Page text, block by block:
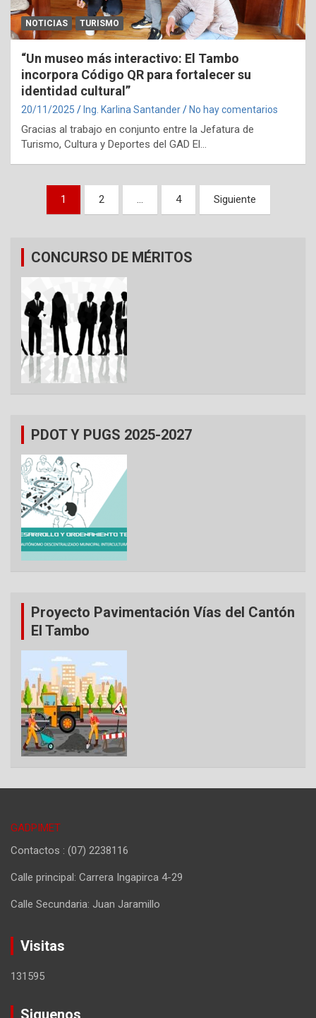
NOTICIAS TURISMO
“Un museo más interactivo: El Tambo
incorpora Código QR para fortalecer su
identidad cultural”
20/11/2025 Ing. Karlina Santander No hay comentarios
Gracias al trabajo en conjunto entre la Jefatura de
Turismo, Cultura y Deportes del GAD El…
Navegación
1 2 … 4 Siguiente
CONCURSO DE MÉRITOS
PDOT Y PUGS 2025-2027
Proyecto Pavimentación Vías del Cantón
El Tambo
GADPIMET
Contactos : (07) 2238116
Calle principal: Carrera Ingapirca 4-29
Calle Secundaria: Juan Jaramillo
Visitas
131595
Siguenos